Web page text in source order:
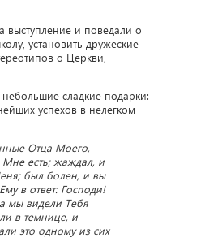
выступление и поведали о
установить дружеские
о Церкви,
сладкие подарки:
успехов в нелегком
Отца Моего,
Мне есть; жаждал, и
был болен, и вы
в ответ: Господи!
мы видели Тебя
в темнице, и
это одному из сих